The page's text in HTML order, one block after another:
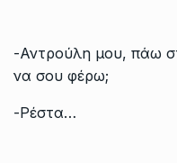
-Αντρούλη μου, πάω
να σου φέρω;
-Ρέστα…